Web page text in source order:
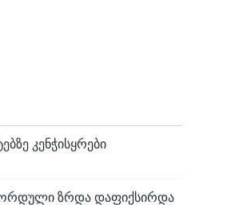
კენჭისყრები
ზრდა დაფიქსირდა